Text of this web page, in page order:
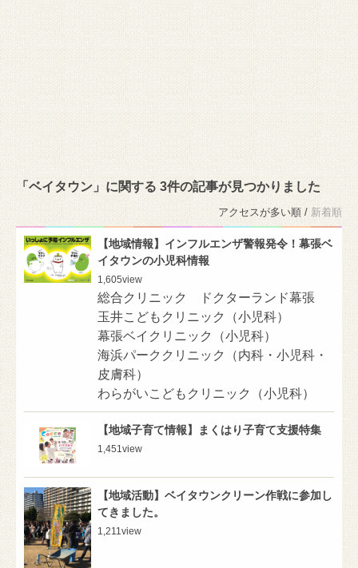
「ベイタウン」に関する 3件の記事が見つかりました
アクセスが多い順 / 新着順
【地域情報】インフルエンザ警報発令！幕張ベ
イタウンの小児科情報
1,605view
総合クリニック ドクターランド幕張
玉井こどもクリニック（小児科）
幕張ベイクリニック（小児科）
海浜パーククリニック（内科・小児科・
皮膚科）
わらがいこどもクリニック（小児科）
【地域子育て情報】まくはり子育て支援特集
1,451 view
【地域活動】ベイタウンクリーン作戦に参加し
てきました。
1,211view